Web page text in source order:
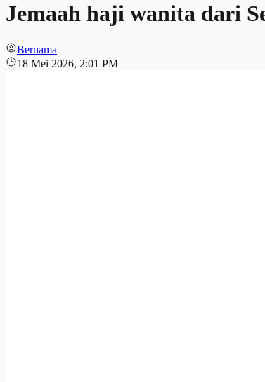
Jemaah haji wanita dari
Bernama
18 Mei 2026, 2:01 PM